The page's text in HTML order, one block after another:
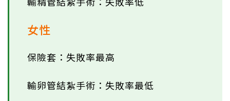
女性
保險套：失敗率最高
輸卵管結紮手術：失敗率最低